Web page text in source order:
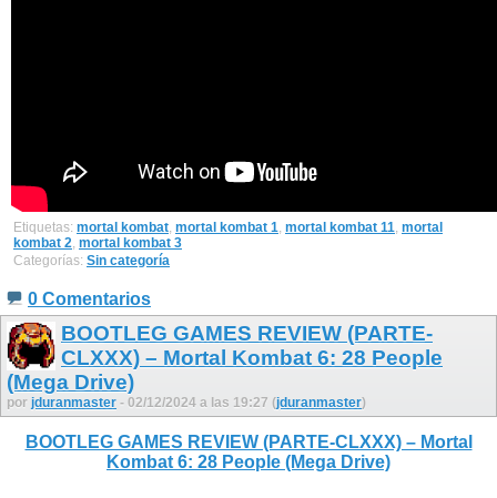
Etiquetas: mortal kombat, mortal kombat 1, mortal kombat 11, mortal
kombat 2, mortal kombat 3
Categorías: Sin categoría
0 Comentarios
BOOTLEG GAMES REVIEW (PARTE-
CLXXX) – Mortal Kombat 6: 28 People
(Mega Drive)
por jduranmaster - 02/12/2024 a las 19:27 (jduranmaster)
BOOTLEG GAMES REVIEW (PARTE-CLXXX) – Mortal
Kombat 6: 28 People (Mega Drive)